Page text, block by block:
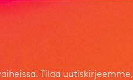
Tilaa uutiskirjeemme,